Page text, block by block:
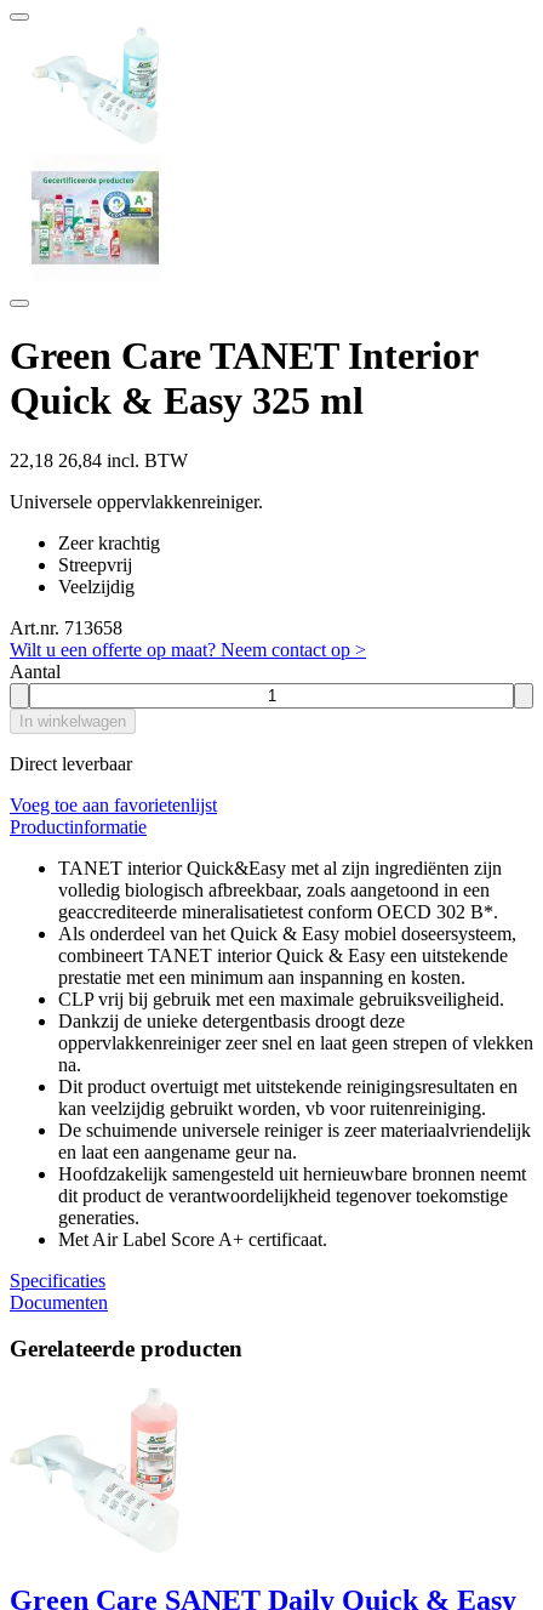
Green Care TANET Interior
Quick & Easy 325 ml
22,18 26,84 incl. BTW
Universele oppervlakkenreiniger.
Zeer krachtig
Streepvrij
Veelzijdig
Art.nr. 713658
Wilt u een offerte op maat? Neem contact op >
Aantal
In winkelwagen
Direct leverbaar
Voeg toe aan favorietenlijst
Productinformatie
TANET interior Quick&Easy met al zijn ingrediënten zijn
volledig biologisch afbreekbaar, zoals aangetoond in een
geaccrediteerde mineralisatietest conform OECD 302 B*.
Als onderdeel van het Quick & Easy mobiel doseersysteem,
combineert TANET interior Quick & Easy een uitstekende
prestatie met een minimum aan inspanning en kosten.
CLP vrij bij gebruik met een maximale gebruiksveiligheid.
Dankzij de unieke detergentbasis droogt deze
oppervlakkenreiniger zeer snel en laat geen strepen of vlekken
na.
Dit product overtuigt met uitstekende reinigingsresultaten en
kan veelzijdig gebruikt worden, vb voor ruitenreiniging.
De schuimende universele reiniger is zeer materiaalvriendelijk
en laat een aangename geur na.
Hoofdzakelijk samengesteld uit hernieuwbare bronnen neemt
dit product de verantwoordelijkheid tegenover toekomstige
generaties.
Met Air Label Score A+ certificaat.
Specificaties
Documenten
Gerelateerde producten
Green Care SANET Daily Quick & Easy